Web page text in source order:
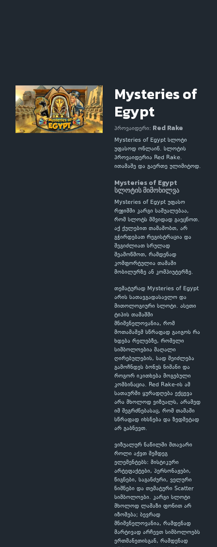
Mysteries of
Egypt
პროვაიდერი: Red Rake
Mysteries of Egypt სლოტი
უფასოდ ონლაინ. სლოტის
პროვაიდერია Red Rake.
ითამაშე და გაერთე ულიმიტოდ.
Mysteries of Egypt
სლოტის მიმოხილვა
Mysteries of Egypt უფასო
რეჟიმში კარგი საშუალებაა,
რომ სლოტს მშვიდად გაეცნოთ.
აქ ქულებით თამაშობთ, არ
გჭირდებათ რეგისტრაცია და
შეგიძლიათ სრულად
შეამოწმოთ, რამდენად
კომფორტულია თამაში
მობილურზე ან კომპიუტერზე.
თემატურად Mysteries of Egypt
არის სათავგადასავლო და
მითოლოგიური სლოტი. ასეთი
ტიპის თამაშში
მნიშვნელოვანია, რომ
მოთამაშემ სწრაფად გაიგოს რა
ხდება რელებზე, რომელი
სიმბოლოებია მაღალი
ღირებულების, სად შეიძლება
გამოჩნდეს ბონუს ნიშანი და
როგორ იკითხება მოგებული
კომბინაცია. Red Rake-ის ამ
სათაურში ყურადღება ექცევა
არა მხოლოდ ვიზუალს, არამედ
იმ შეგრძნებასაც, რომ თამაში
სწრაფად იხსნება და ზედმეტად
არ გაბნევთ.
ვიზუალურ ნაწილში მთავარი
როლი აქვთ შემდეგ
ელემენტებს: მისტიკური
არტეფაქტები, პერსონაჟები,
წიგნები, საგანძური, ველური
ნიშნები და თემატური Scatter
სიმბოლოები. კარგი სლოტი
მხოლოდ ლამაზი ფონით არ
იზომება; ბევრად
მნიშვნელოვანია, რამდენად
მარტივად არჩევთ სიმბოლოებს
ერთმანეთისგან, რამდენად